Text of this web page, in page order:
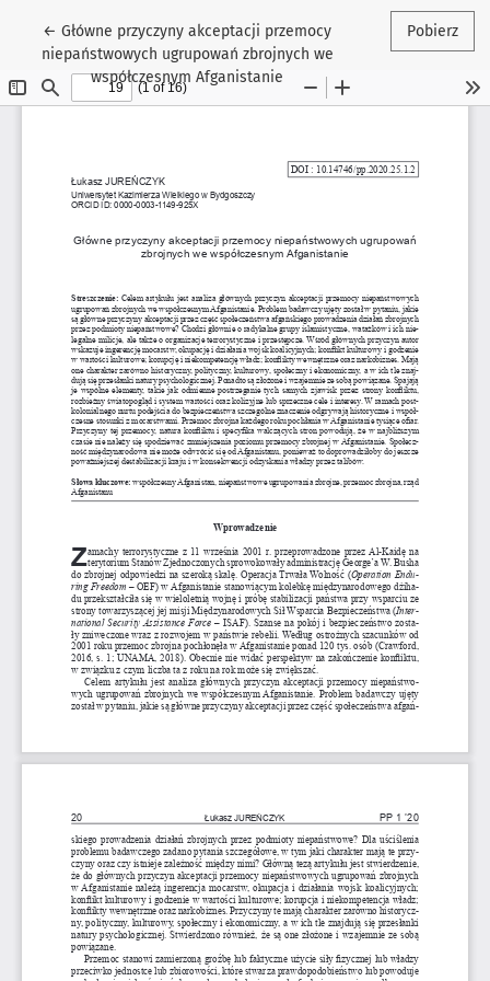
←Wróć do szczegółów artykułu
Główne przyczyny akceptacji przemocy
niepaństwowych ugrupowań zbrojnych we
współczesnym Afganistanie
Pobierz